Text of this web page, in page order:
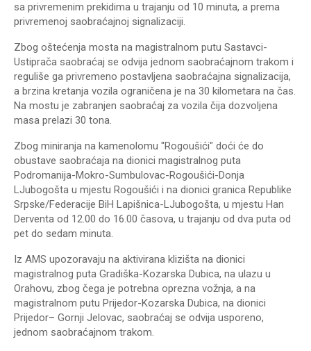
sa privremenim prekidima u trajanju od 10 minuta, a prema
privremenoj saobraćajnoj signalizaciji.
Zbog oštećenja mosta na magistralnom putu Sastavci-
Ustiprača saobraćaj se odvija jednom saobraćajnom trakom i
reguliše ga privremeno postavljena saobraćajna signalizacija,
a brzina kretanja vozila ograničena je na 30 kilometara na čas.
Na mostu je zabranjen saobraćaj za vozila čija dozvoljena
masa prelazi 30 tona.
Zbog miniranja na kamenolomu "Rogoušići" doći će do
obustave saobraćaja na dionici magistralnog puta
Podromanija-Mokro-Sumbulovac-Rogoušići-Donja
LJubogošta u mjestu Rogoušići i na dionici granica Republike
Srpske/Federacije BiH Lapišnica-LJubogošta, u mjestu Han
Derventa od 12.00 do 16.00 časova, u trajanju od dva puta od
pet do sedam minuta.
Iz AMS upozoravaju na aktivirana klizišta na dionici
magistralnog puta Gradiška-Kozarska Dubica, na ulazu u
Orahovu, zbog čega je potrebna oprezna vožnja, a na
magistralnom putu Prijedor-Kozarska Dubica, na dionici
Prijedor– Gornji Jelovac, saobraćaj se odvija usporeno,
jednom saobraćajnom trakom.